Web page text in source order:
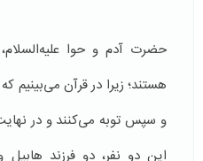
حضرت آدم و حوا
هستند؛ زیرا در قرآن می‌بینیم
و سپس توبه می‌کنند و در
این دو نفر، دو فرزند